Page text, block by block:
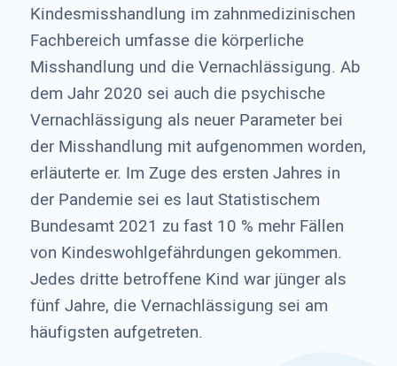
Kindesmisshandlung im zahnmedizinischen
Fachbereich umfasse die körperliche
Misshandlung und die Vernachlässigung. Ab
dem Jahr 2020 sei auch die psychische
Vernachlässigung als neuer Parameter bei
der Misshandlung mit aufgenommen worden,
erläuterte er. Im Zuge des ersten Jahres in
der Pandemie sei es laut Statistischem
Bundesamt 2021 zu fast 10 % mehr Fällen
von Kindeswohlgefährdungen gekommen.
Jedes dritte betroffene Kind war jünger als
fünf Jahre, die Vernachlässigung sei am
häufigsten aufgetreten.